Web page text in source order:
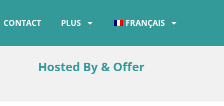
CONTACT PLUS FRANÇAIS
Hosted By & Offer